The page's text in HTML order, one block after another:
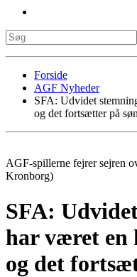
Forside
AGF Nyheder
SFA: Udvidet
og det fortsætter på
AGF-spillerne fejrer sejren
Kronborg)
SFA:
har været en
og det